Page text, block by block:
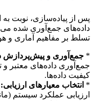
پس از پیاده‌سازی، نوبت
داده‌های جمع‌آوری شده
تسلط بر مفاهیم آماری
* جمع‌آوری و پیش‌پردازش
جمع‌آوری داده‌های معتبر
کیفیت داده‌ها.
* انتخاب معیارهای ارزیابی: